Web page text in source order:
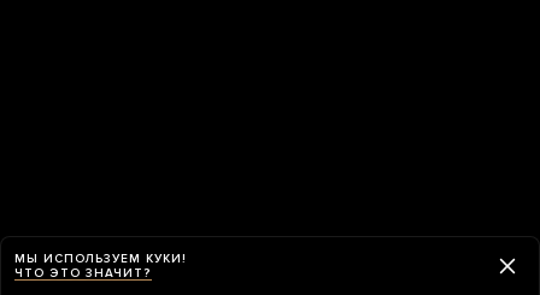
МЫ ИСПОЛЬЗУЕМ КУКИ!
ЧТО ЭТО ЗНАЧИТ?